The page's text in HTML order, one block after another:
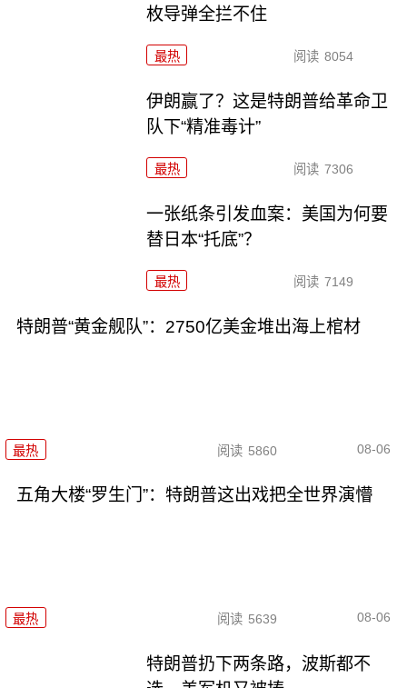
枚导弹全拦不住
最热 阅读 8054
伊朗赢了？这是特朗普给革命卫
队下“精准毒计”
最热 阅读 7306
一张纸条引发血案：美国为何要
替日本“托底”？
最热 阅读 7149
特朗普“黄金舰队”：2750亿美金堆出海上棺材
最热 阅读 5860 08-06
五角大楼“罗生门”：特朗普这出戏把全世界演懵
最热 阅读 5639 08-06
特朗普扔下两条路，波斯都不